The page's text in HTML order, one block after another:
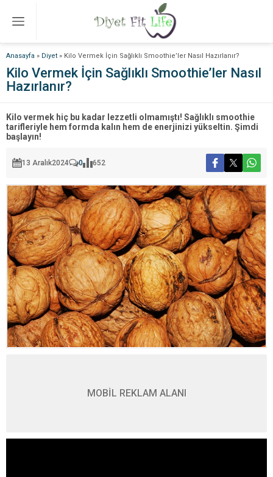
Anasayfa » Diyet » Kilo Vermek İçin Sağlıklı Smoothie’ler Nasıl Hazırlanır?
Kilo Vermek İçin Sağlıklı Smoothie’ler Nasıl
Hazırlanır?
Kilo vermek hiç bu kadar lezzetli olmamıştı! Sağlıklı smoothie
tarifleriyle hem formda kalın hem de enerjinizi yükseltin. Şimdi
başlayın!
13 Aralık2024 0 652
MOBİL REKLAM ALANI